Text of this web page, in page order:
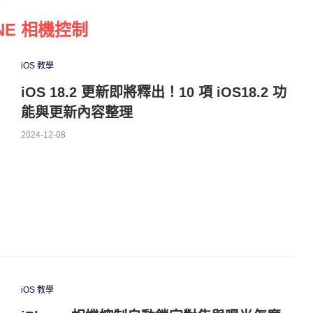
相機控制
iOS 教學
iOS 18.2 更新即將釋出！10 項 iOS18.2 功
能與更新內容整理
2024-12-08
iOS 教學